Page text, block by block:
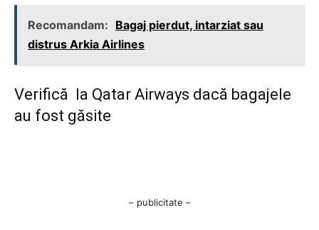
Recomandam: Bagaj pierdut, intarziat sau
distrus Arkia Airlines
Verifică la Qatar Airways dacă bagajele
au fost găsite
– publicitate –